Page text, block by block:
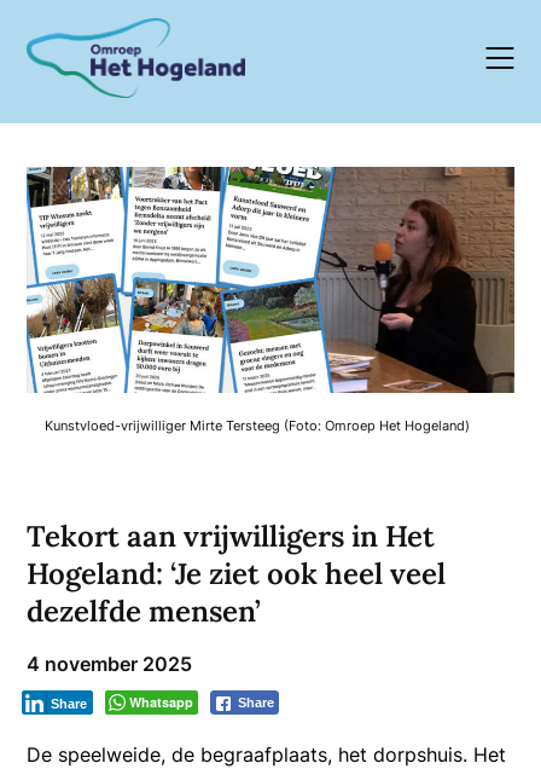
content
Kunstvloed-vrijwilliger Mirte Tersteeg (Foto: Omroep Het Hogeland)
Tekort aan vrijwilligers in Het
Hogeland: ‘Je ziet ook heel veel
dezelfde mensen’
4 november 2025
Whatsapp Share
Share
De speelweide, de begraafplaats, het dorpshuis. Het